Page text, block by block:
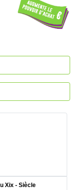
Xix - Siècle